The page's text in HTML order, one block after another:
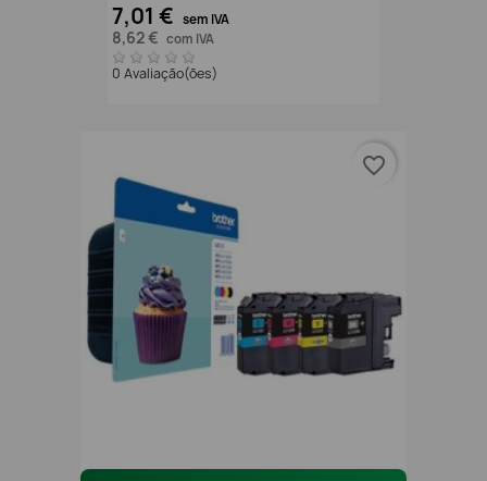
7,01 € sem IVA
8,62 € com IVA
0 Avaliação(ões)
favorite_border